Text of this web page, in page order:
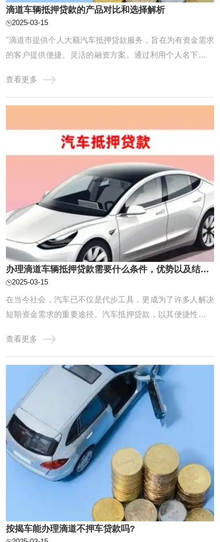
滴道车辆抵押贷款的产品对比和选择解析
2025-03-15
"滴道市提供个人大额汽车抵押贷款服务，旨在为有资金需求
的客户提供便捷、灵活的融资方案。通过利用个人名下汽车
消费、经营等多种用途。贷款流程简单，审批迅速，是解决
短期资金需求的理想选择。"滴道车辆抵押贷款怎么选?很多
查看更多
办理滴道车辆抵押贷款需要什么条件，优势以及结清手续?
2025-03-15
在当今社会，汽车已不仅是代步工具，更成为了许多人解决
短期资金需求的重要途径。汽车抵押贷款，以其便捷性和灵
抵押贷款，究竟需要准备哪些手续，又需满足哪些条件呢？
本文将为你详细解读，助你轻松获得贷款。人总是有一时之
急，当有车一族急于用钱，就会想到滴道车辆 ...
查看更多
按揭车能办理滴道不押车贷款吗?